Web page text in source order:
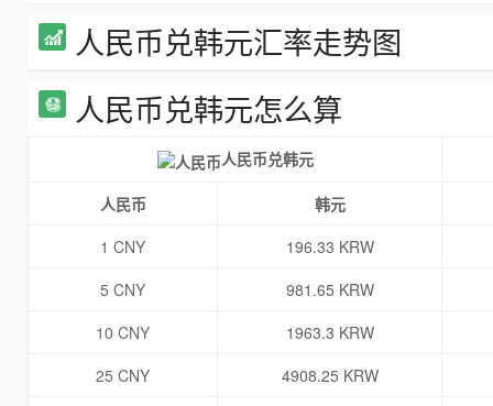
人民币兑韩元汇率走势图
人民币兑韩元怎么算
人民币兑韩元
人民币
韩元
1 CNY
196.33 KRW
5 CNY
981.65 KRW
10 CNY
1963.3 KRW
25 CNY
4908.25 KRW